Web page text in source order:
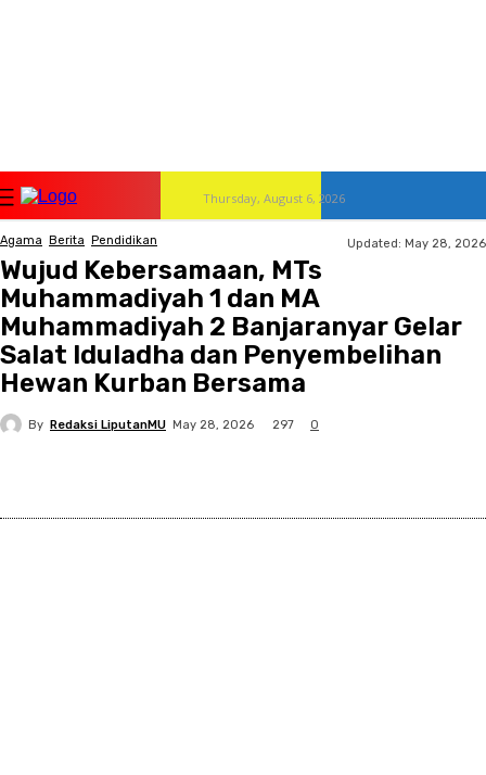
Thursday, August 6, 2026
Agama Berita Pendidikan Updated: May 28, 2026
Wujud Kebersamaan, MTs
Muhammadiyah 1 dan MA
Muhammadiyah 2 Banjaranyar Gelar
Salat Iduladha dan Penyembelihan
Hewan Kurban Bersama
By Redaksi LiputanMU May 28, 2026 297 0